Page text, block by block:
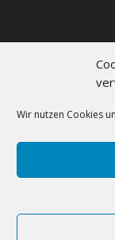
Wir nutzen Cookies